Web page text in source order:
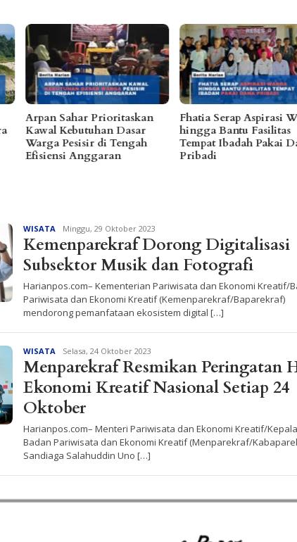
Fhatia Serap Aspirasi Warga
hingga Bantu Fasilitas
Tempat Ibadah Pakai Dana
Pribadi
Dibanjiri Aspirasi
Reses, Sayutin Ungkap
Tantangan Fiskal
2027
WISATA Redaksi
Minggu, 29 Oktober 2023
Kemenparekraf Dorong Digitalisasi
Subsektor Musik dan Fotografi
Harianpos.com– Kementerian Pariwisata dan Ekonomi Kreatif/
Pariwisata dan Ekonomi Kreatif (Kemenparekraf/Baparekraf)
mendorong pemanfataan ekosistem digital […]
WISATA Redaksi
Selasa, 24 Oktober 2023
Menparekraf Resmikan Peringatan
Ekonomi Kreatif Nasional Setiap 24
Oktober
Harianpos.com– Menteri Pariwisata dan Ekonomi Kreatif/Kepala
Badan Pariwisata dan Ekonomi Kreatif (Menparekraf/
Sandiaga Salahuddin Uno […]